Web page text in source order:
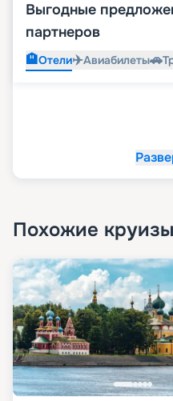
Выгодные
партнеров
🏨Отели✈️Авиабилеты🚗
Похожие круизы